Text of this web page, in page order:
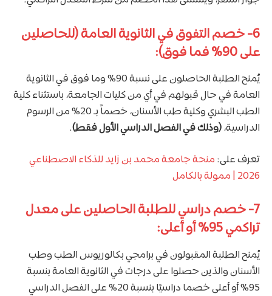
6- خصم التفوق في الثانوية العامة (للحاصلين
على 90% فما فوق):
يُمنح الطلبة الحاصلون على نسبة 90% وما فوق في الثانوية
العامة في حال قبولهم في أي من كليات الجامعة، باستثناء كلية
الطب البشري وكلية طب الأسنان، خصماً بـ 20% من الرسوم
الدراسية،(وذلك في الفصل الدراسي الأول فقط).
تعرف على: منحة جامعة محمد بن زايد للذكاء الاصطناعي
2026 | ممولة بالكامل
7- خصم دراسي للطلبة الحاصلين على معدل
تراكمي 95% أو أعلى:
يُمنح الطلبة المقبولون في برامجي بكالوريوس الطب وطب
الأسنان والذين حصلوا على درجات في الثانوية العامة بنسبة
95% أو أعلى خصما دراسيًا بنسبة 20% على الفصل الدراسي